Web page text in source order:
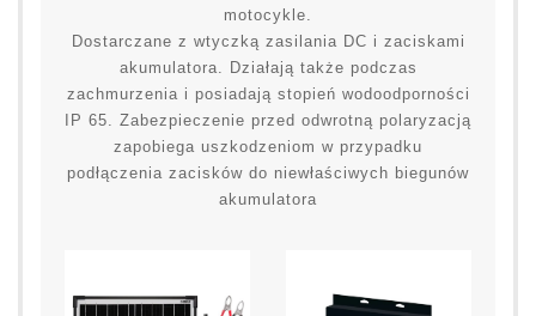
motocykle.
Dostarczane z wtyczką zasilania DC i zaciskami
akumulatora. Działają także podczas
zachmurzenia i posiadają stopień wodoodporności
IP 65. Zabezpieczenie przed odwrotną polaryzacją
zapobiega uszkodzeniom w przypadku
podłączenia zacisków do niewłaściwych biegunów
akumulatora